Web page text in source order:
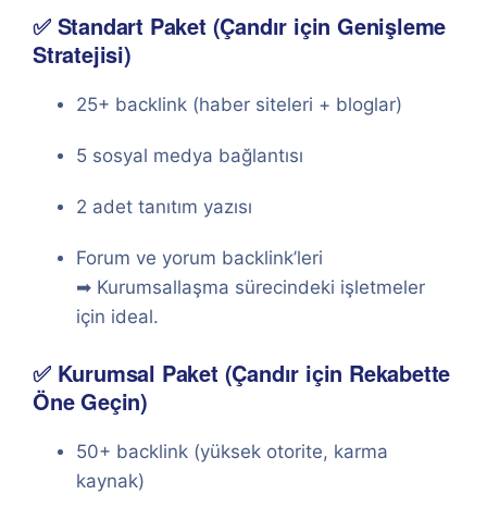
✅ Standart Paket (Çandır için Genişleme
Stratejisi)
25+ backlink (haber siteleri + bloglar)
5 sosyal medya bağlantısı
2 adet tanıtım yazısı
Forum ve yorum backlink’leri
➡ Kurumsallaşma sürecindeki işletmeler
için ideal.
✅ Kurumsal Paket (Çandır için Rekabette
Öne Geçin)
50+ backlink (yüksek otorite, karma
kaynak)